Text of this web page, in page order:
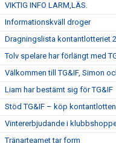
VIKTIG INFO LARM,LÄS.
Informationskväll droger
Dragningslista kontantlotteriet
Tolv spelare har förlängt med
Välkommen till TG&IF, Simon
Liam har bestämt sig för TG&IF
Stöd TG&IF – köp
Vintererbjudande i
Tränarteamet tar form